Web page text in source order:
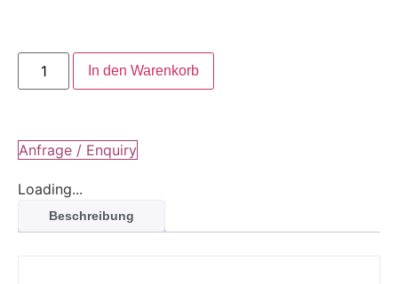
In den Warenkorb
Anfrage / Enquiry
Loading...
Beschreibung